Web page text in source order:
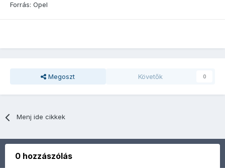
Forrás: Opel
Megoszt Követők 0
Menj ide cikkek
0 hozzászólás